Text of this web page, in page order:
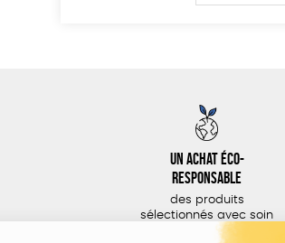
Un achat éco-
responsable
des produits
sélectionnés avec soin